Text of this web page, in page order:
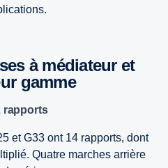
gamme
rapports
et G33 ont 14 rapports, dont
Quatre marches arrière